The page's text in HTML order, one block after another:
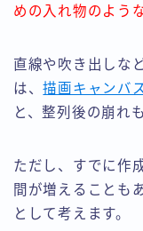
めの入れ物のよう
直線や吹き出しな
は、描画キャンバ
と、整列後の崩れ
ただし、すでに作
間が増えることも
として考えます。